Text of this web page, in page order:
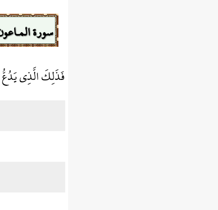
سورة
فَذَلِكَ الَّذِي